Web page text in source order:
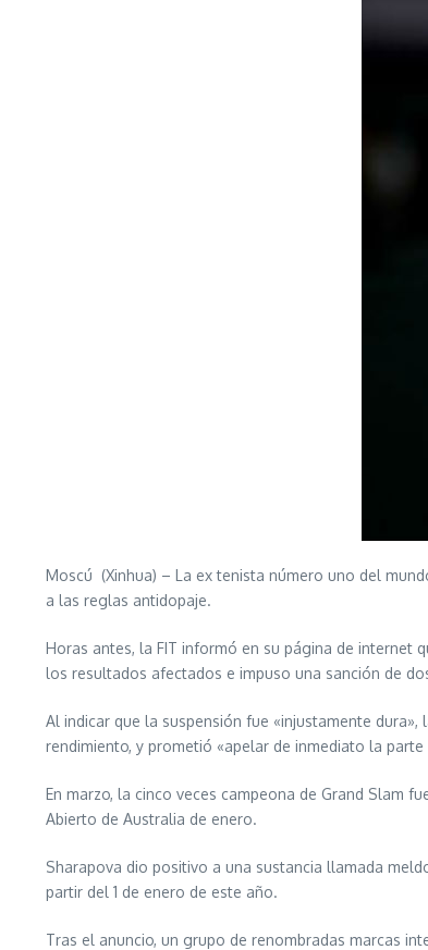
Moscú (Xinhua) – La ex tenista número uno del
a las reglas antidopaje.
Horas antes, la FIT informó en su página de internet
los resultados afectados e impuso una sanción de
Al indicar que la suspensión fue «injustamente
rendimiento, y prometió «apelar de inmediato la
En marzo, la cinco veces campeona de Grand Slam
Abierto de Australia de enero.
Sharapova dio positivo a una sustancia llamada
partir del 1 de enero de este año.
Tras el anuncio, un grupo de renombradas marcas